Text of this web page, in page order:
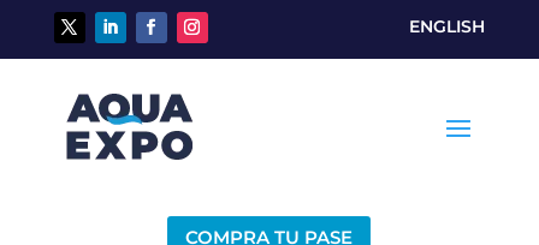
ENGLISH
COMPRA TU PASE